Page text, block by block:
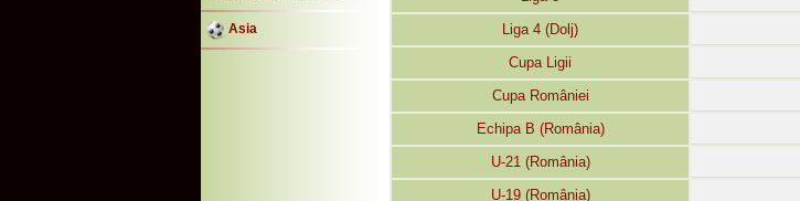
Asia Liga 4 (Dolj)
Cupa Ligii
Cupa României
Echipa B (România)
U-21 (România)
U-19 (România)